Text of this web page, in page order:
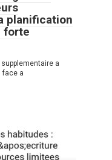
planification
forte
a
face a